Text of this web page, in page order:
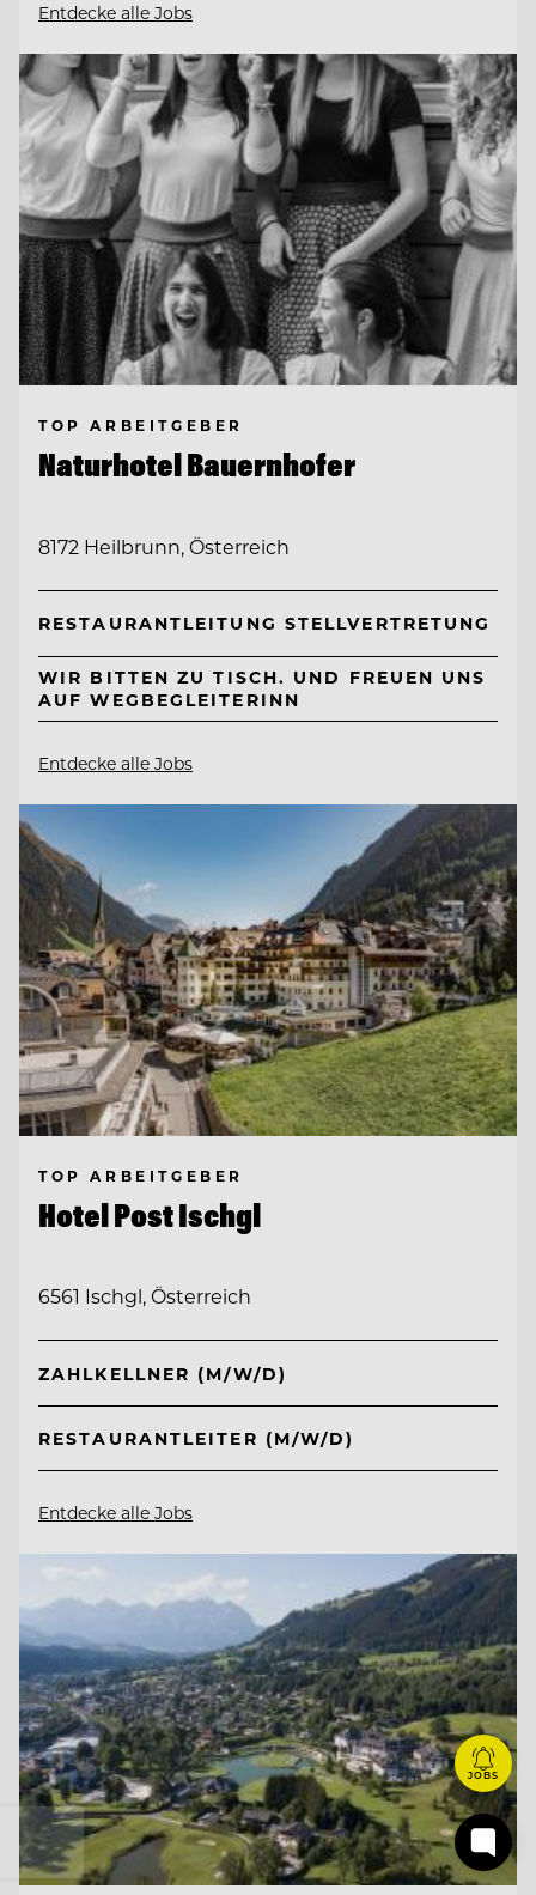
Entdecke alle Jobs
TOP ARBEITGEBER
Naturhotel Bauernhofer
8172 Heilbrunn, Österreich
RESTAURANTLEITUNG STELLVERTRETUNG
WIR BITTEN ZU TISCH. UND FREUEN UNS
AUF WEGBEGLEITERINN
Entdecke alle Jobs
TOP ARBEITGEBER
Hotel Post Ischgl
6561 Ischgl, Österreich
ZAHLKELLNER (M/W/D)
RESTAURANTLEITER (M/W/D)
Entdecke alle Jobs
JOBS